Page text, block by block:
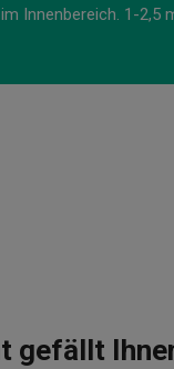
Innenbereich. 1-2,5
gefällt